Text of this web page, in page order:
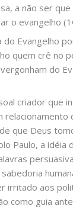
a não ser
o evangelho
do Evangelho
quem crê no
do
criador que
que Deus
Paulo, a idéia
aos
como guia